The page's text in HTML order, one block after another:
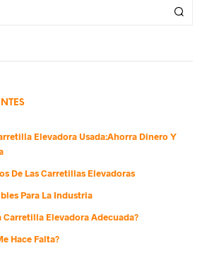
Elevadora Usada:Ahorra Dinero Y
De Las Carretillas Elevadoras
Para La Industria
Carretilla Elevadora Adecuada?
Hace Falta?